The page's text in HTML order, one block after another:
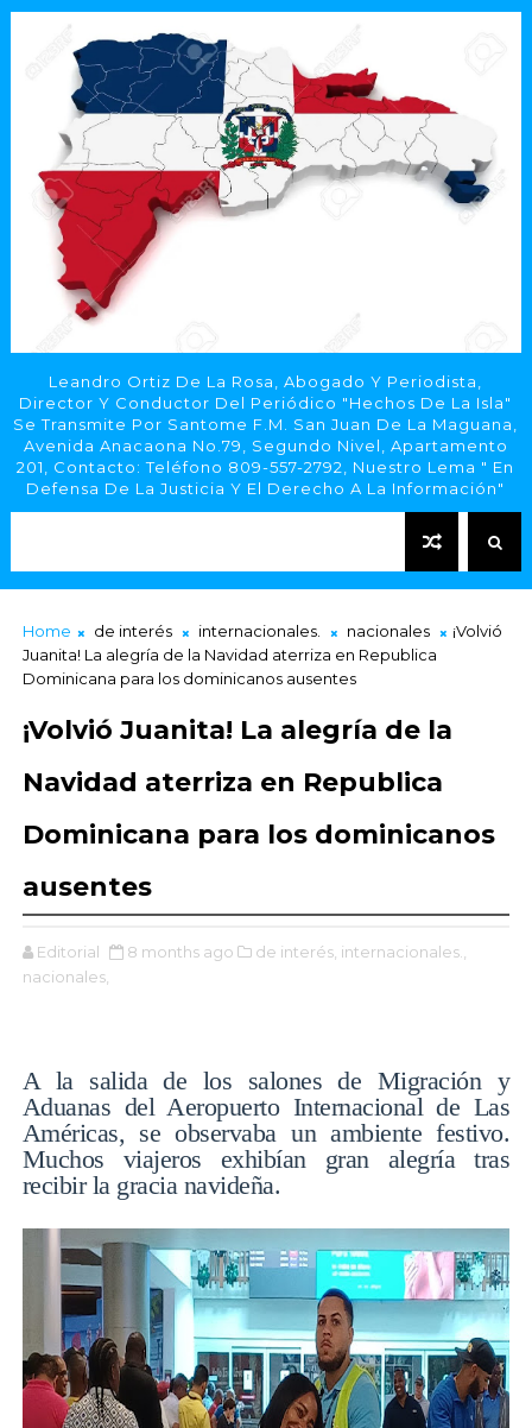
Leandro Ortiz De La Rosa, Abogado Y Periodista,
Director Y Conductor Del Periódico "Hechos De La Isla"
Se Transmite Por Santome F.M. San Juan De La Maguana,
Avenida Anacaona No.79, Segundo Nivel, Apartamento
201, Contacto: Teléfono 809-557-2792, Nuestro Lema " En
Defensa De La Justicia Y El Derecho A La Información"
Home de interés internacionales. nacionales
¡Volvió
Juanita! La alegría de la Navidad aterriza en Republica
Dominicana para los dominicanos ausentes
¡Volvió Juanita! La alegría de la
Navidad aterriza en Republica
Dominicana para los dominicanos
ausentes
Editorial 8 months ago de interés, internacionales.,
nacionales,
A la salida de los salones de Migración y
Aduanas del Aeropuerto Internacional de Las
Américas, se observaba un ambiente festivo.
Muchos viajeros exhibían gran alegría tras
recibir la gracia navideña.